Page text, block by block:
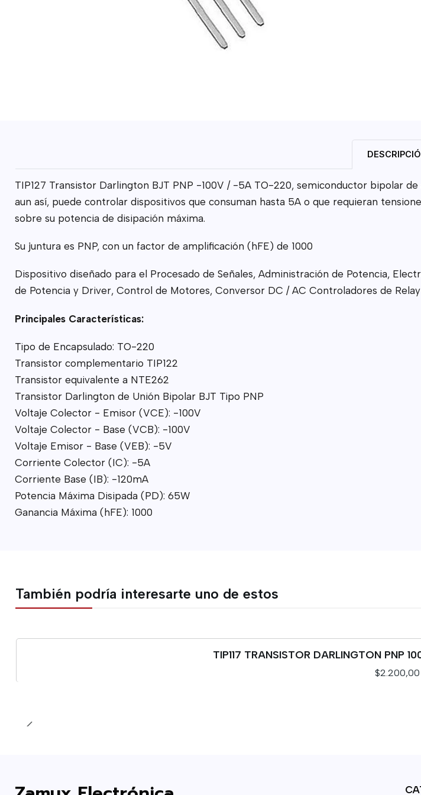
TIP127 Transistor Darlington BJT PNP -100V / -5A TO-220, semiconductor bipolar
aun así, puede controlar dispositivos que consuman hasta 5A o que requieran
sobre su potencia de disipación máxima.
Su juntura es PNP, con un factor de amplificación (hFE) de 1000
Dispositivo diseñado para el Procesado de Señales, Administración de Potencia,
de Potencia y Driver, Control de Motores, Conversor DC / AC Controladores de Relay
Principales Características:
Tipo de Encapsulado: TO-220
Transistor complementario TIP122
Transistor equivalente a NTE262
Transistor Darlington de Unión Bipolar BJT Tipo PNP
Voltaje Colector - Emisor (VCE): -100V
Voltaje Colector - Base (VCB): -100V
Voltaje Emisor - Base (VEB): -5V
Corriente Colector (IC): -5A
Corriente Base (IB): -120mA
Potencia Máxima Disipada (PD): 65W
Ganancia Máxima (hFE): 1000
También podría interesarte uno de estos
TIP117 TRANSISTOR DARLINGTON PNP
$2.200,00